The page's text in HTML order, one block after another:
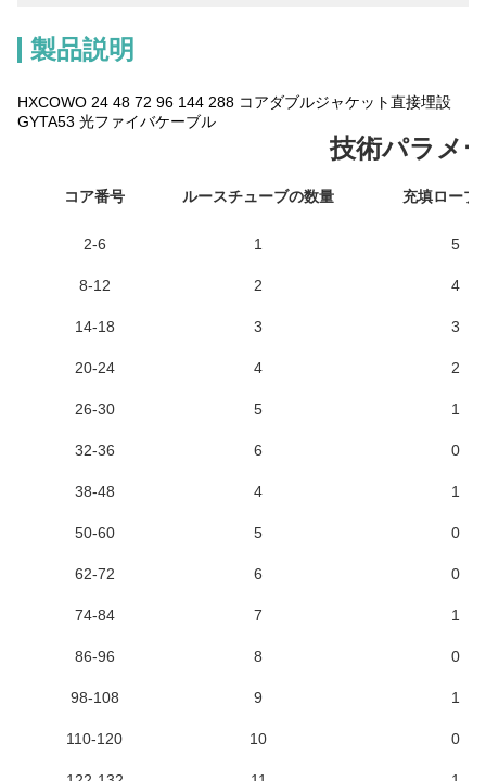
製品説明
HXCOWO 24 48 72 96 144 288 コアダブルジャケット直接埋設
GYTA53 光ファイバケーブル
技術パラメ
コア番号 ルースチューブの数量 充填ロープ
2-6 1 5
8-12 2 4
14-18 3 3
20-24 4 2
26-30 5 1
32-36 6 0
38-48 4 1
50-60 5 0
62-72 6 0
74-84 7 1
86-96 8 0
98-108 9 1
110-120 10 0